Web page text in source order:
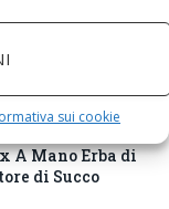
sui cookie
A Mano Erba di
di Succo